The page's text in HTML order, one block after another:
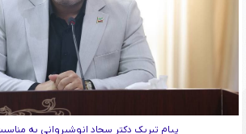
پیام تبریک دکتر سجاد انوشیروانی به